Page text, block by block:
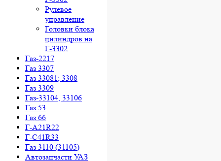
Рулевое
управление
Головки блока
цилиндров на
Г-3302
Газ-2217
Газ 3307
Газ 33081; 3308
Газ 3309
Газ-33104, 33106
Газ 53
Газ 66
Г-A21R22
Г-C41R33
Газ 3110 (31105)
Автозапчасти УАЗ